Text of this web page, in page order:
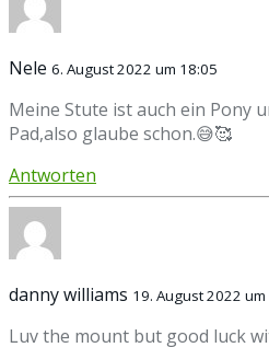
Nele 6. August 2022 um 18:05
Meine Stute ist auch ein Pony
Pad,also glaube schon.😅🥰
Antworten
danny williams 19. August 2022
Luv the mount but good luck